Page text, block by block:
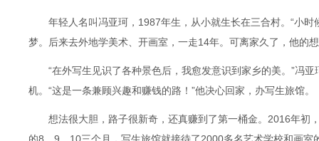
年轻人名叫冯亚珂，1987年生，从小就生长在三合村。“小时
梦。后来去外地学美术、开画室，一走14年。可离家久了，他的
“在外写生见识了各种景色后，我愈发意识到家乡的美。”冯亚
机。“这是一条兼顾兴趣和赚钱的路！”他决心回家，办写生旅馆。
想法很大胆，路子很新奇，还真赚到了第一桶金。2016年初